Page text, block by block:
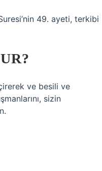
49. ayeti, terkibi
ve besili ve
sizin